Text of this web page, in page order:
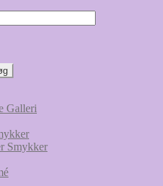
Galleri
Smykker